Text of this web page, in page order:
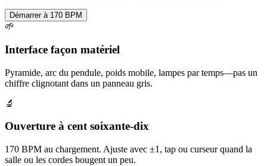
Démarrer à 170 BPM
🌱
Interface façon matériel
Pyramide, arc du pendule, poids mobile, lampes par temps—pas un
chiffre clignotant dans un panneau gris.
🔬
Ouverture à cent soixante-dix
170 BPM au chargement. Ajuste avec ±1, tap ou curseur quand la
salle ou les cordes bougent un peu.